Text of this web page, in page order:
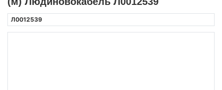
Л0012539